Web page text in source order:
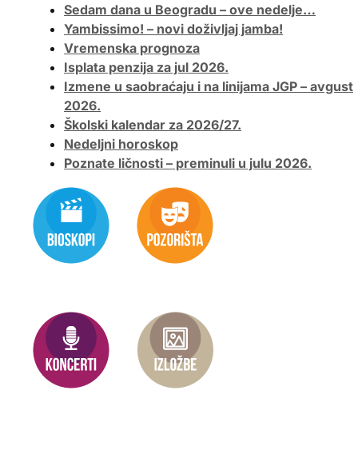
Sedam dana u Beogradu – ove nedelje…
Yambissimo! – novi doživljaj jamba!
Vremenska prognoza
Isplata penzija za jul 2026.
Izmene u saobraćaju i na linijama JGP – avgust
2026.
Školski kalendar za 2026/27.
Nedeljni horoskop
Poznate ličnosti – preminuli u julu 2026.